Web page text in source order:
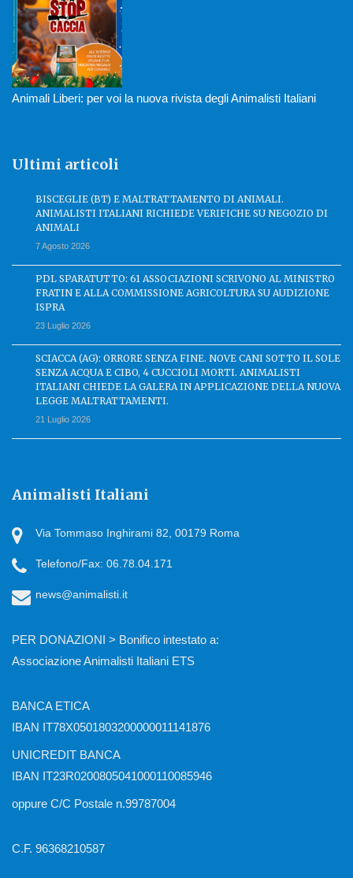
Animali Liberi: per voi la nuova rivista degli Animalisti Italiani
Ultimi articoli
BISCEGLIE (BT) E MALTRATTAMENTO DI ANIMALI.
ANIMALISTI ITALIANI RICHIEDE VERIFICHE SU NEGOZIO DI
ANIMALI
7 Agosto 2026
PDL SPARATUTTO: 61 ASSOCIAZIONI SCRIVONO AL MINISTRO
FRATIN E ALLA COMMISSIONE AGRICOLTURA SU AUDIZIONE
ISPRA
23 Luglio 2026
SCIACCA (AG): ORRORE SENZA FINE. NOVE CANI SOTTO IL SOLE
SENZA ACQUA E CIBO, 4 CUCCIOLI MORTI. ANIMALISTI
ITALIANI CHIEDE LA GALERA IN APPLICAZIONE DELLA NUOVA
LEGGE MALTRATTAMENTI.
21 Luglio 2026
Animalisti Italiani
Via Tommaso Inghirami 82, 00179 Roma
Telefono/Fax: 06.78.04.171
news@animalisti.it
PER DONAZIONI > Bonifico intestato a:
Associazione Animalisti Italiani ETS
BANCA ETICA
IBAN IT78X0501803200000011141876
UNICREDIT BANCA
IBAN IT23R0200805041000110085946
oppure C/C Postale n.99787004
C.F. 96368210587